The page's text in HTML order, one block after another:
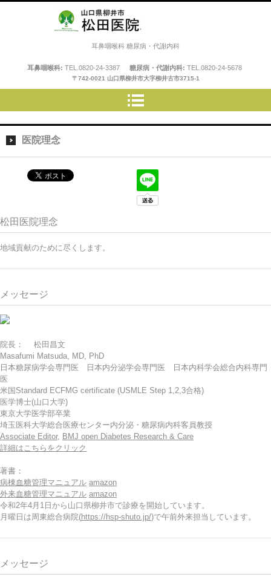
松田医院耳鼻咽喉科 糖尿病・代謝内科
耳鼻咽喉科: TEL. 0820-24-3387 糖尿病・代謝内科: TEL. 0820-24-5678
〒742-0021 山口県柳井市大字柳井古市3715-1
医院理念
松田医院理念
地域貢献のために尽くします。
メッセージ
院長： 松田昌文
Masafumi Matsuda, MD, PhD
日本糖尿病学会専門医 日本内分泌学会専門医 日本内科学会総合内科専門
医
米国Standard ECFMG certificate (USMLE Step 1,2,3合格)
医学博士(山口大学)
東京大学医学部卒業
埼玉医科大学総合医療センター内分泌・糖尿病内科客員教授
Associate Editor, BMJ open Diabetes Research & Care
詳細はこちらをクリック
著書：
病棟血糖管理マニュアル amazon
外来血糖管理マニュアル amazon
令和2年4月1日から山口県柳井市で診療を開始しています。
月曜日は周東総合病院(https://hsp-shuto.jp/)で午前外来担当しています。
メッセージ